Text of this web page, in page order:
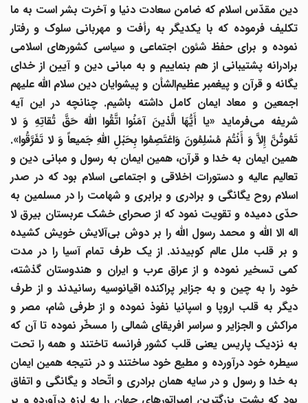
دین مقدّس اسلام که ضامن سعادت دنیا و آخرت بشر است به ما
تکلیف فرموده که با یکدیگر به رأفت و مهربانی سلوک و رفتار
نموده و برای حفظ شئون اجتماعی و سیاسی کشورهای اسلامی
برادرانه پشتیبانی از هم بنماییم و به مبانی دین و آیین از خدای
یگانه و قرآن و پیغمبر عظیمالشأن و پیشوایان دین سلام الله علیهم
اجمعین و معاد ایمان کامل داشته باشیم. چنانچه در این آیه
شریفه می‌فرماید «یا أَیُّهَا الَّذینَ آمَنُوا اتَّقُوا اللَّهَ حَقَّ تُقاتِهِ وَ لا
تَمُوتُنَّ إِلاَّ وَ أَنْتُمْ مُسْلِمُونَ وَاعْتَصِمُوا بِحَبْلِ اللَّهِ جَمیعاً وَ لا تَفَرَّقُوا».
همین ایمان به خدا و قرآن، همین ایمان به رسول و مبانی دین و
تعالیم عالیه و دستورات اخلاقی و اجتماعی اسلام بود که در صدر
اسلام روح یگانگی و برادری و برابری و شهامت را در مسلمین به
حدّی دمیده و تقویت نمود که از صحرای خشک عربستان بیرق لا
اله الا الله و محمد رسول الله را بر دوش بی‌آلایش خویش کشیده
و بر قلب ملل عالم کوبیدند. از یک طرف تمام آسیا را در مدت
کمی تسخیر نموده و از عراق عرب و ایران و هندوستان گذشته،
خود را به چین و به ‌جزایر پراکنده اقیانوسیه رسانیدند و از طرف
دیگر به قلب اروپا و اسپانیا نفوذ نموده و از طرفی شام، مصر و
مراکش و الجزایر و سراسر افریقای شمالی را مسخّر نموده تا آن که
به نزدیک پاریس یعنی قلب کشور فرانسه تاختند و همه را تحت
سیطره خود درآورده و مطیع خود ساختند و در نتیجه همین ایمان
به خدا و رسول و در سایه همان برادری و اتّحاد و یگانگی و اتفاق